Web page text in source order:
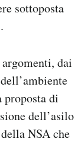
sottoposta
dai
di
dell’asilo
NSA che